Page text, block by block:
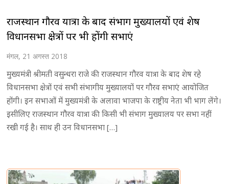
राजस्थान गौरव यात्रा के बाद संभाग मुख्यालयों एवं शेष
विधानसभा क्षेत्रों पर भी होंगी सभाएं
मंगल, 21 अगस्त 2018
मुख्यमंत्री श्रीमती वसुन्धरा राजे की राजस्थान गौरव यात्रा के बाद शेष रहे
विधानसभा क्षेत्रों एवं सभी संभागीय मुख्यालयों पर गौरव सभाएं आयोजित
होंगी। इन सभाओं में मुख्यमंत्री के अलावा भाजपा के राष्ट्रीय नेता भी भाग लेंगे।
इसीलिए राजस्थान गौरव यात्रा की किसी भी संभाग मुख्यालय पर सभा नहीं
रखी गई है। साथ ही उन विधानसभा […]